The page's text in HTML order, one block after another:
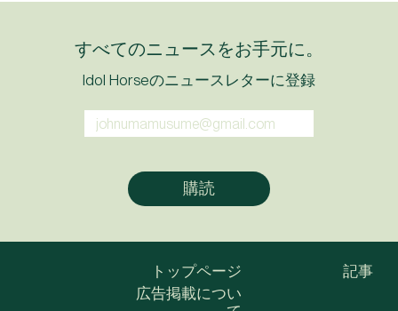
すべてのニュースをお手元に。
Idol Horseのニュースレターに登録
トップページ
広告掲載につい
記事